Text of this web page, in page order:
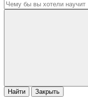
Найти Закрыть